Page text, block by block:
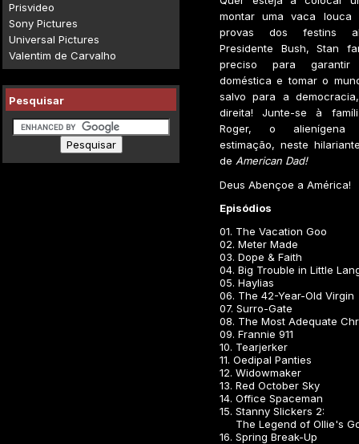
Prisvideo
Sony Pictures
Universal Pictures
Valentim de Carvalho
Pesquisar
montar uma vaca louca
provas dos festins
Presidente Bush, Stan
preciso para garantir
doméstica e tomar o
salvo para a
direita! Junte-se à
Roger, o alienígena
estimação, neste
de American Dad!
Deus Abençoe a América!
Episódios
01. The Vacation Goo
02. Meter Made
03. Dope & Faith
04. Big Trouble in Little
05. Haylias
06. The 42-Year-Old Virgin
07. Surro-Gate
08. The Most Adequate
09. Frannie 911
10. Tearjerker
11. Oedipal Panties
12. Widowmaker
13. Red October Sky
14. Office Spaceman
15. Stanny Slickers 2:
The Legend of Ollie's
16. Spring Break-Up